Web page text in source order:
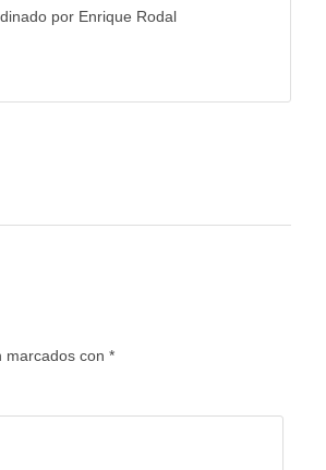
por Enrique Rodal
marcados con *